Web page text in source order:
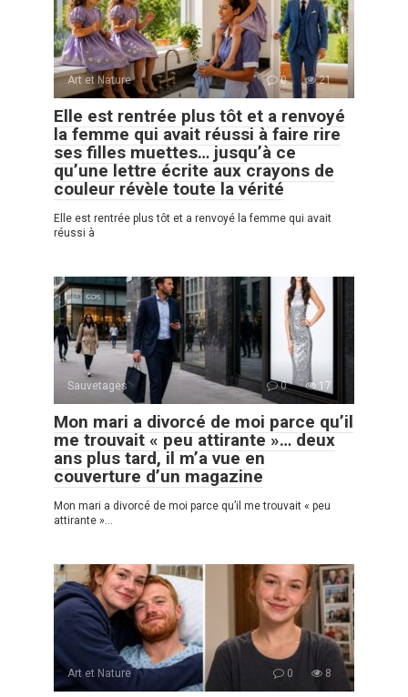
Art et Nature 0 21
Elle est rentrée plus tôt et a renvoyé
la femme qui avait réussi à faire rire
ses filles muettes… jusqu’à ce
qu’une lettre écrite aux crayons de
couleur révèle toute la vérité
Elle est rentrée plus tôt et a renvoyé la femme qui avait
réussi à
Sauvetages 0 17
Mon mari a divorcé de moi parce qu’il
me trouvait « peu attirante »… deux
ans plus tard, il m’a vue en
couverture d’un magazine
Mon mari a divorcé de moi parce qu’il me trouvait « peu
attirante »…
Art et Nature 0 8